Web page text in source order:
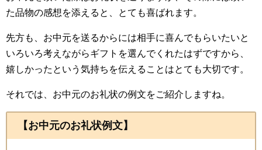
た品物の感想を添えると、とても喜ばれます。
先方も、お中元を送るからには相手に喜んでもらいたいと
いろいろ考えながらギフトを選んでくれたはずですから、
嬉しかったという気持ちを伝えることはとても大切です。
それでは、お中元のお礼状の例文をご紹介しますね。
【お中元のお礼状例文】